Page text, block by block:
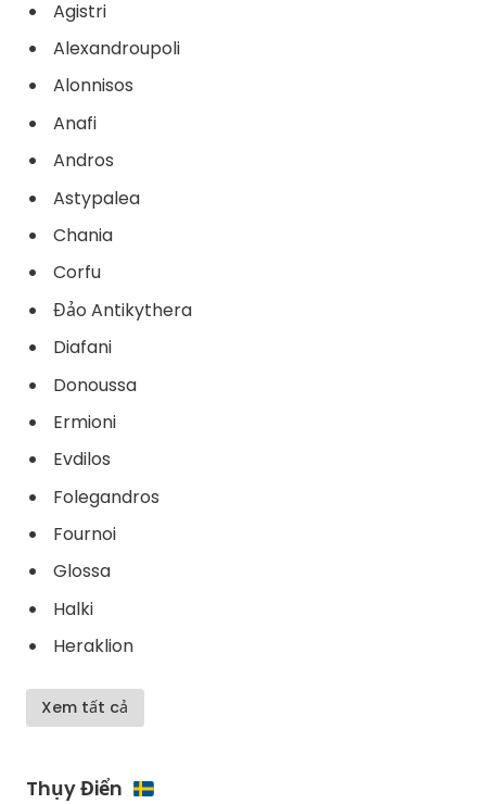
Agistri
Alexandroupoli
Alonnisos
Anafi
Andros
Astypalea
Chania
Corfu
Đảo Antikythera​
Diafani
Donoussa
Ermioni
Evdilos
Folegandros
Fournoi
Glossa
Halki
Heraklion
Xem tất cả
Thụy Điển